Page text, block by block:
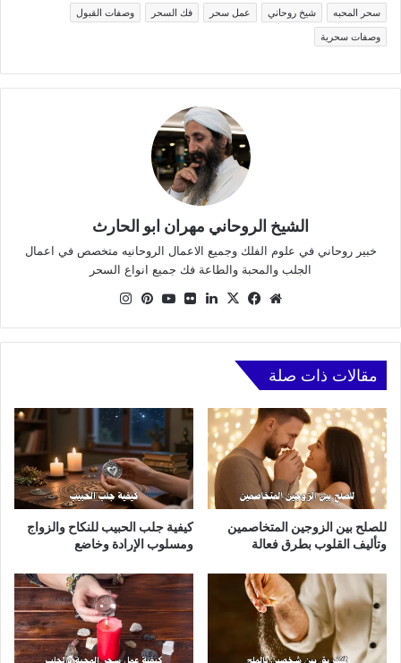
سحر المحبه
شيخ روحاني عمل سحر فك السحر
وصفات القبول
وصفات سحرية
الشيخ الروحاني مهران ابو الحارث
خبير روحاني في علوم الفلك وجميع الاعمال الروحانيه متخصص في اعمال
الجلب والمحبة والطاعة فك جميع انواع السحر
موقعفيسبوك
X لينكدإن
صور
فليكر
يوتيوببينتيريست
مقالات ذات صلة
للصلح بين الزوجين المتخاصمين
وتأليف القلوب بطرق فعالة
كيفية جلب الحبيب للنكاح والزواج
ومسلوب الإرادة وخاضع